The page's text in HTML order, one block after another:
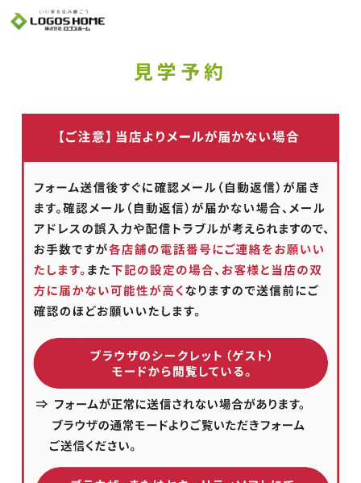
見学予約
Cookie を使用して、お客様の活動を追跡してもよろしいですか? 当社ではお客様の
プライバシーを極めて重視しています。詳細について、およびご質問がある場合